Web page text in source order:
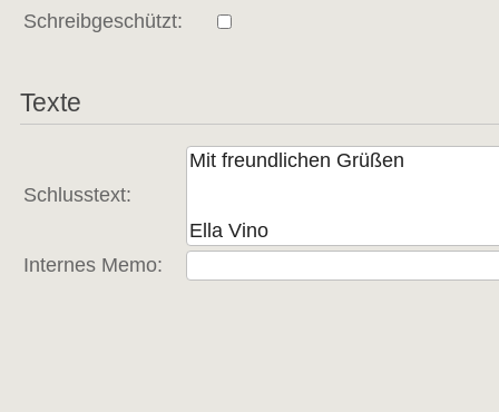
Schreibgeschützt:
Texte
Schlusstext:
Internes Memo: